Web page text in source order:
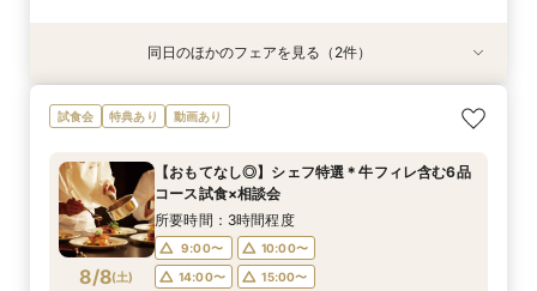
特典あり
8/7(金)
《少人数婚向け》4名～貸切OK＊プライベート感
◎試食付き相談会
10:00〜
11:00〜
13:00〜
14:00〜
16:00〜
特典あり
8/7(金)
平日フェア《試食付》チャペル体験×選べる会場
見学×見積り相談
10:00〜
11:00〜
13:00〜
14:00〜
16:00〜
同日のほかのフェアを見る（2件）
試食会 特典あり 動画あり
8/8(土)
【おもてなし◎】シェフ特選＊牛フィレ含む6品
コース試食×相談会
所要時間：3時間程度
9:00〜
10:00〜
14:00〜
15:00〜